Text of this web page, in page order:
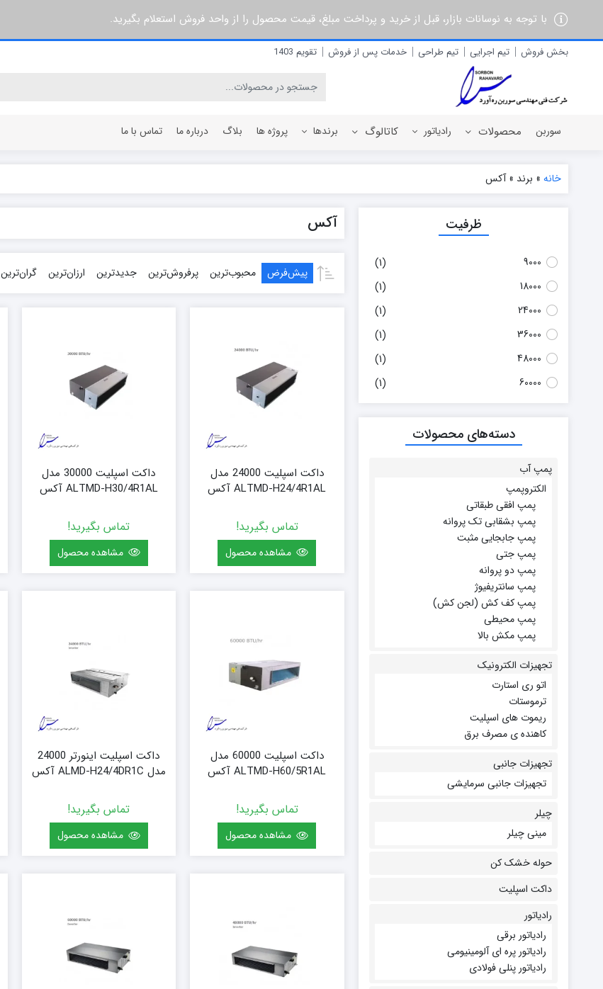
با توجه به نوسانات بازار، قبل از خرید و پرداخت مبلغ، قیمت محصول را از واحد فروش استعلام بگیرید.
بخش فروش تیم اجرایی تیم طراحی خدمات پس از فروش تقویم 1403
سوربن محصولات رادیاتور
رادیاتور پره ای آلومینیومی
آترون
ایران رادیاتور
ایران نوین
ایوولی
بوتان
زیم وات
سام
تابان
۱۰ پره
۱۰۰ سانتی متر
کاتالوگ برندها پروژه ها بلاگ درباره ما تماس با ما
خانه» برند »آکس
آکس
پیش‌فرض محبوب‌ترین پرفروش‌ترین جدیدترین ارزان‌ترین گران‌ترین
داکت اسپلیت 24000 مدل
ALTMD-H24/4R1AL آکس
تماس بگیرید!
مشاهده محصول
داکت اسپلیت 30000 مدل
ALTMD-H30/4R1AL آکس
تماس بگیرید!
مشاهده محصول
داکت اسپلیت 60000 مدل
ALTMD-H60/5R1AL آکس
تماس بگیرید!
مشاهده محصول
داکت اسپلیت اینورتر 24000
مدل ALMD-H24/4DR1C آکس
تماس بگیرید!
مشاهده محصول
ظرفیت
9000
(1)
18000
(1)
24000
(1)
36000
(1)
48000
(1)
60000
(1)
دسته‌های محصولات
پمپ آب
الکتروپمپ
پمپ افقی طبقاتی
پمپ بشقابی تک پروانه
پمپ جابجایی مثبت
پمپ جتی
پمپ دو پروانه
پمپ سانتریفیوژ
پمپ کف کش (لجن کش)
پمپ محیطی
پمپ مکش بالا
تجهیزات الکترونیک
اتو ری استارت
ترموستات
ریموت های اسپلیت
کاهنده ی مصرف برق
تجهیزات جانبی
تجهیزات جانبی سرمایشی
چیلر
مینی چیلر
حوله خشک کن
داکت اسپلیت
رادیاتور
رادیاتور برقی
رادیاتور پره ای آلومینیومی
رادیاتور پنلی فولادی